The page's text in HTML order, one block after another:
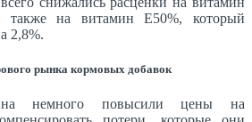
на витамин Е50%, который
2,8%.
рынка кормовых добавок
немного повысили цены на